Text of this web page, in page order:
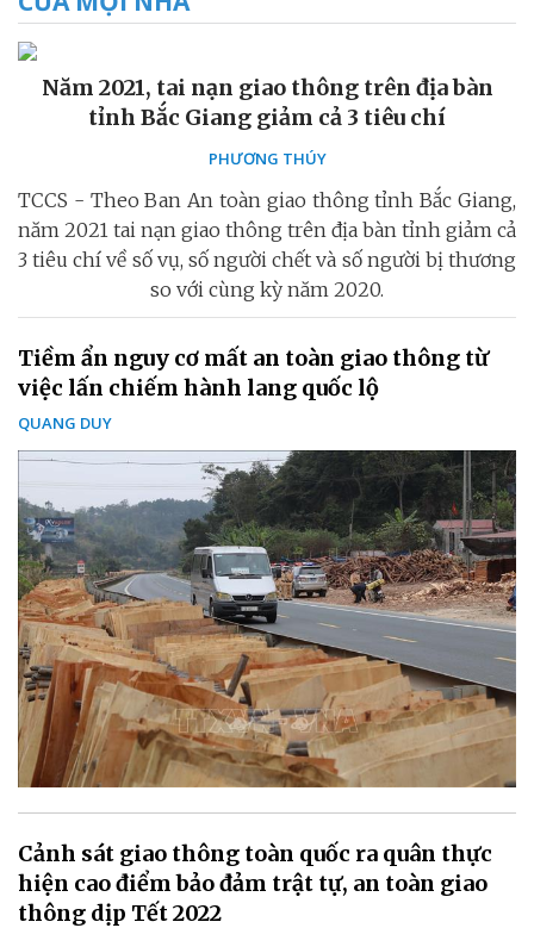
Năm 2021, tai nạn giao thông trên địa bàn
tỉnh Bắc Giang giảm cả 3 tiêu chí
PHƯƠNG THÚY
TCCS - Theo Ban An toàn giao thông tỉnh Bắc Giang,
năm 2021 tai nạn giao thông trên địa bàn tỉnh giảm cả
3 tiêu chí về số vụ, số người chết và số người bị thương
so với cùng kỳ năm 2020.
Tiềm ẩn nguy cơ mất an toàn giao thông từ
việc lấn chiếm hành lang quốc lộ
QUANG DUY
Cảnh sát giao thông toàn quốc ra quân thực
hiện cao điểm bảo đảm trật tự, an toàn giao
thông dịp Tết 2022